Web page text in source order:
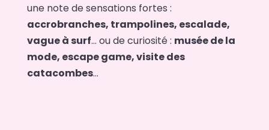
une note de sensations fortes :
accrobranches, trampolines, escalade,
vague à surf… ou de curiosité : musée de la
mode, escape game, visite des
catacombes…